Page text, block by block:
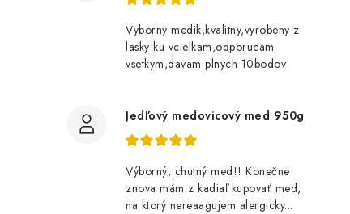
Vyborny medik,kvalitny,vyrobeny z
lasky ku vcielkam,odporucam
vsetkym,davam plnych 10bodov
Jedľový medovicový med 950g
Výborný, chutný med!! Konečne
znova mám z kadiaľ kupovať med,
na ktorý nereaagujem alergicky...